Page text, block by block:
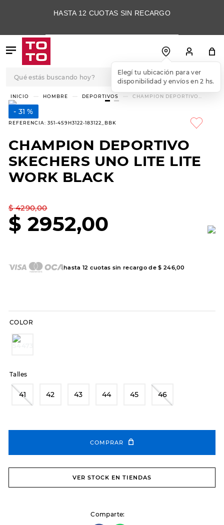
HASTA 12 CUOTAS SIN RECARGO
Elegí tu ubicación para ver
disponibilidad y envíos en 2 hs.
HOMBRE DEPORTIVOS
CHAMPION DEPORTIVO
31 %
REFERENCIA: 351-4S9H3122-183122_BBK
CHAMPION DEPORTIVO
SKECHERS UNO LITE LITE
WORK BLACK
$ 4290,00
$ 2952,00
hasta 12 cuotas sin recargo de$ 246,00
COLOR
Talles
41 42 43 44 45 46
COMPRAR
VER STOCK EN TIENDAS
Comparte
TÉRMINOS MÁS
BUSCADOS
3.
skechers slip-ins